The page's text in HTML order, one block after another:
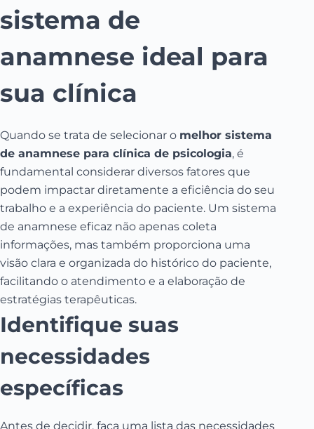
sistema de
anamnese ideal para
sua clínica
Quando se trata de selecionar o melhor sistema
de anamnese para clínica de psicologia, é
fundamental considerar diversos fatores que
podem impactar diretamente a eficiência do seu
trabalho e a experiência do paciente. Um sistema
de anamnese eficaz não apenas coleta
informações, mas também proporciona uma
visão clara e organizada do histórico do paciente,
facilitando o atendimento e a elaboração de
estratégias terapêuticas.
Identifique suas
necessidades
específicas
Antes de decidir, faça uma lista das necessidades